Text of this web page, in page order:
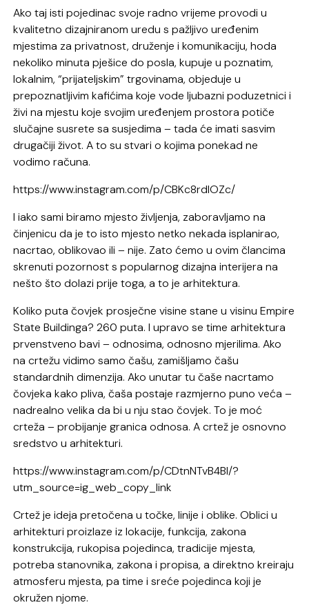
Ako taj isti pojedinac svoje radno vrijeme provodi u
kvalitetno dizajniranom uredu s pažljivo uređenim
mjestima za privatnost, druženje i komunikaciju, hoda
nekoliko minuta pješice do posla, kupuje u poznatim,
lokalnim, “prijateljskim” trgovinama, objeduje u
prepoznatljivim kafićima koje vode ljubazni poduzetnici i
živi na mjestu koje svojim uređenjem prostora potiče
slučajne susrete sa susjedima – tada će imati sasvim
drugačiji život. A to su stvari o kojima ponekad ne
vodimo računa.
https://www.instagram.com/p/CBKc8rdIOZc/
I iako sami biramo mjesto življenja, zaboravljamo na
činjenicu da je to isto mjesto netko nekada isplanirao,
nacrtao, oblikovao ili – nije. Zato ćemo u ovim člancima
skrenuti pozornost s popularnog dizajna interijera na
nešto što dolazi prije toga, a to je arhitektura.
Koliko puta čovjek prosječne visine stane u visinu Empire
State Buildinga? 260 puta. I upravo se time arhitektura
prvenstveno bavi – odnosima, odnosno mjerilima. Ako
na crtežu vidimo samo čašu, zamišljamo čašu
standardnih dimenzija. Ako unutar tu čaše nacrtamo
čovjeka kako pliva, čaša postaje razmjerno puno veća –
nadrealno velika da bi u nju stao čovjek. To je moć
crteža – probijanje granica odnosa. A crtež je osnovno
sredstvo u arhitekturi.
https://www.instagram.com/p/CDtnNTvB4Bl/?
utm_source=ig_web_copy_link
Crtež je ideja pretočena u točke, linije i oblike. Oblici u
arhitekturi proizlaze iz lokacije, funkcija, zakona
konstrukcija, rukopisa pojedinca, tradicije mjesta,
potreba stanovnika, zakona i propisa, a direktno kreiraju
atmosferu mjesta, pa time i sreće pojedinca koji je
okružen njome.